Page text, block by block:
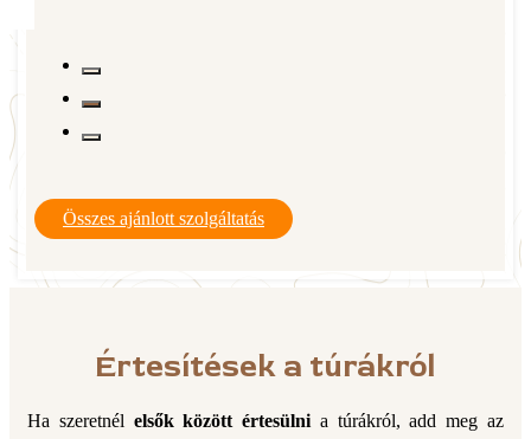
Összes ajánlott szolgáltatás
Értesítések a túrákról
Ha szeretnél elsők között értesülni a túrákról, add meg az